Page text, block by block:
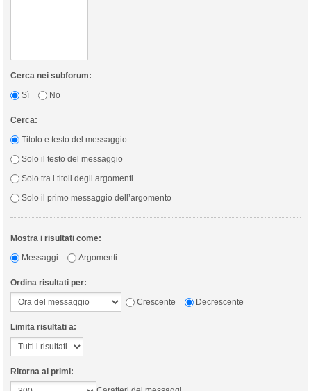
Cerca nei subforum:
Sì
No
Cerca:
Titolo e testo del messaggio
Solo il testo del messaggio
Solo tra i titoli degli argomenti
Solo il primo messaggio dell’argomento
Mostra i risultati come:
Messaggi
Argomenti
Ordina risultati per:
Crescente
Decrescente
Limita risultati a:
Ritorna ai primi: